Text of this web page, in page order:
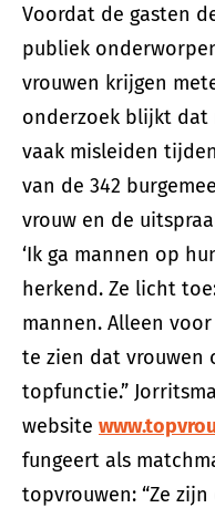
Voordat de gasten
publiek
vrouwen krijgen
onderzoek blijkt dat
vaak misleiden
van de 342
vrouw en de
‘Ik ga mannen op
herkend. Ze licht
mannen. Alleen
te zien dat vrouwen
topfunctie.”
website
fungeert als
topvrouwen: “Ze zijn